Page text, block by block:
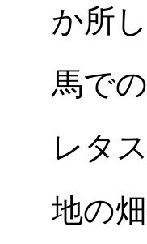
か所
馬で
レタ
地の